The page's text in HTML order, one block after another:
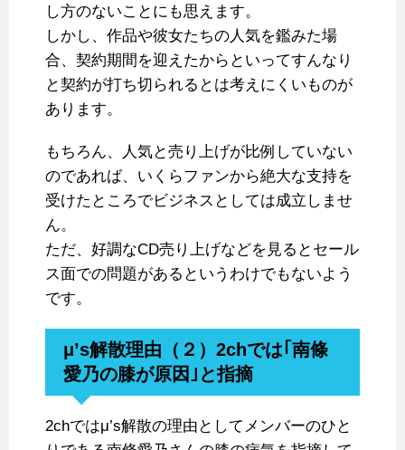
し方のないことにも思えます。
しかし、作品や彼女たちの人気を鑑みた場
合、契約期間を迎えたからといってすんなり
と契約が打ち切られるとは考えにくいものが
あります。
もちろん、人気と売り上げが比例していない
のであれば、いくらファンから絶大な支持を
受けたところでビジネスとしては成立しませ
ん。
ただ、好調なCD売り上げなどを見るとセール
ス面での問題があるというわけでもないよう
です。
μ’s解散理由（２）2chでは｢南條
愛乃の膝が原因｣と指摘
2chではμ’s解散の理由としてメンバーのひと